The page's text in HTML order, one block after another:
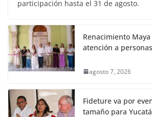
participación hasta el 31 de agosto.
Renacimiento
atención a
agosto 7, 2026
Fideture va por
tamaño para